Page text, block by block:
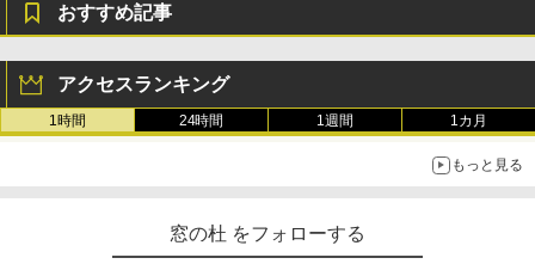
おすすめ記事
アクセスランキング
1時間 24時間 1週間 1カ月
もっと見る
窓の杜 をフォローする